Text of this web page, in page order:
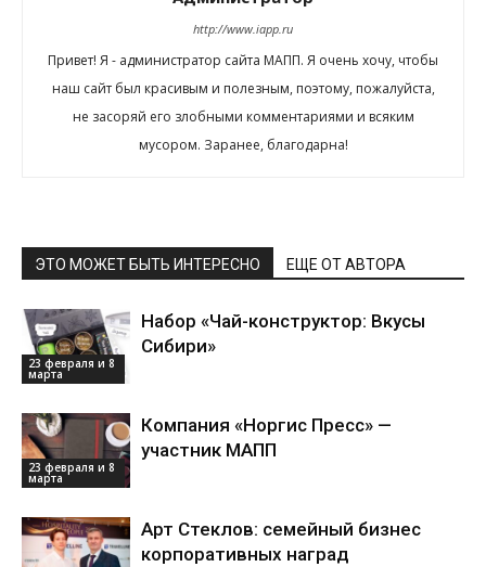
http://www.iapp.ru
Привет! Я - администратор сайта МАПП. Я очень хочу, чтобы
наш сайт был красивым и полезным, поэтому, пожалуйста,
не засоряй его злобными комментариями и всяким
мусором. Заранее, благодарна!
ЭТО МОЖЕТ БЫТЬ ИНТЕРЕСНО ЕЩЕ ОТ АВТОРА
23 февраля и 8
марта
Набор «Чай-конструктор: Вкусы
Сибири»
23 февраля и 8
марта
Компания «Норгис Пресс» —
участник МАПП
Арт Стеклов: семейный бизнес
корпоративных наград